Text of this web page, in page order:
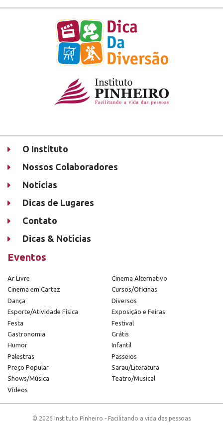
O Instituto
Nossos Colaboradores
Notícias
Dicas de Lugares
Contato
Dicas & Notícias
Eventos
Ar Livre
Cinema Alternativo
Cinema em Cartaz
Cursos/Oficinas
Dança
Diversos
Esporte/Atividade Física
Exposição e Feiras
Festa
Festival
Gastronomia
Grátis
Humor
Infantil
Palestras
Passeios
Preço Popular
Sarau/Literatura
Shows/Música
Teatro/Musical
Vídeos
© 2026 Instituto Pinheiro - Facilitando a vida das pessoas